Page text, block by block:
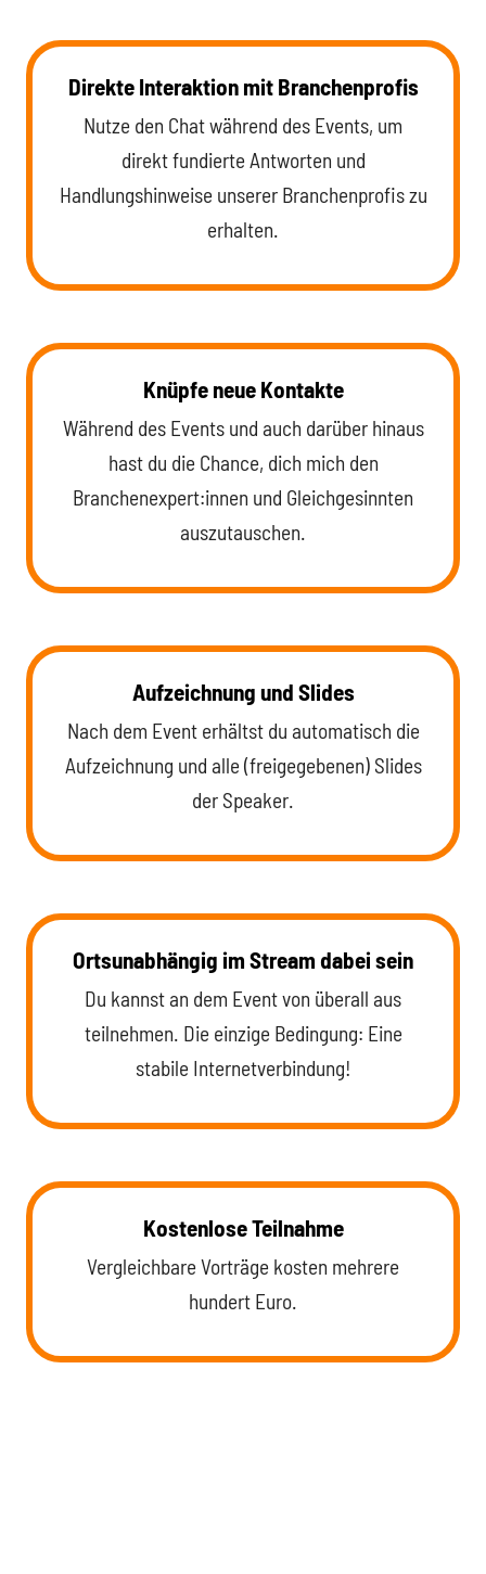
Direkte Interaktion mit Branchenprofis
Nutze den Chat während des Events, um
direkt fundierte Antworten und
Handlungshinweise unserer Branchenprofis zu
erhalten.
Knüpfe neue Kontakte
Während des Events und auch darüber hinaus
hast du die Chance, dich mich den
Branchenexpert:innen und Gleichgesinnten
auszutauschen.
Aufzeichnung und Slides
Nach dem Event erhältst du automatisch die
Aufzeichnung und alle (freigegebenen) Slides
der Speaker.
Ortsunabhängig im Stream dabei sein
Du kannst an dem Event von überall aus
teilnehmen. Die einzige Bedingung: Eine
stabile Internetverbindung!
Kostenlose Teilnahme
Vergleichbare Vorträge kosten mehrere
hundert Euro.